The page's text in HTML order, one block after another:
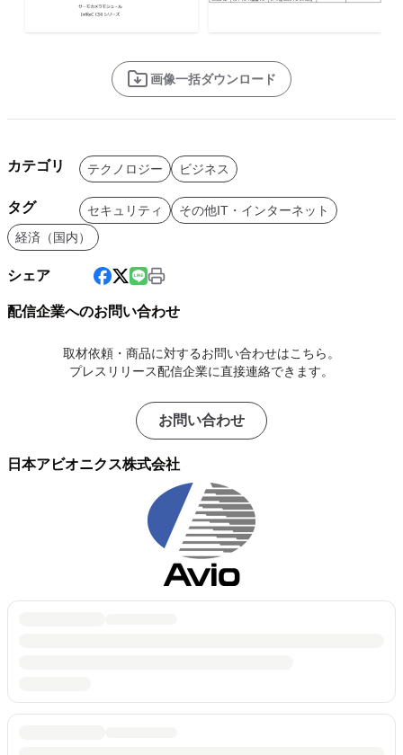
画像一括ダウンロード
カテゴリ テクノロジー ビジネス
タグ セキュリティ
その他IT・インターネット
経済（国内）
シェア
配信企業へのお問い合わせ
取材依頼・商品に対するお問い合わせはこちら。
プレスリリース配信企業に直接連絡できます。
お問い合わせ
日本アビオニクス株式会社